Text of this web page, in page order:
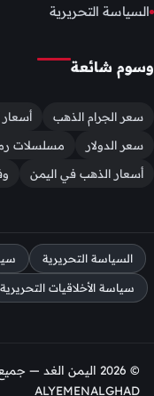
السياسة التحريرية
وسوم شائعة
سعر الجرام الذهب أسعار
سعر الدولار
مسلسلات
أسعار الذهب في اليمن
السياسة التحريرية
سياسة الأخلاقيات التحريرية
ALYEMENALGHAD